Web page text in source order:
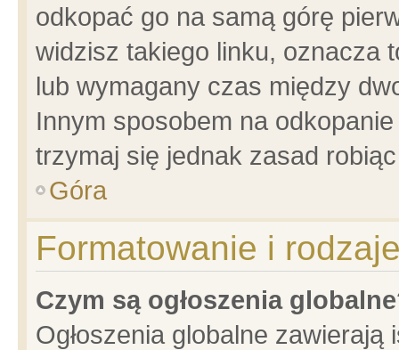
odkopać go na samą górę
widzisz takiego linku, oznacza
lub wymagany czas między
Innym sposobem na
trzymaj się jednak zasad
Góra
Formatowanie i
Czym są ogłoszenia
Ogłoszenia globalne